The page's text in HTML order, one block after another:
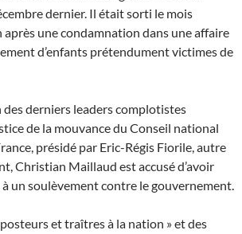
dernier. Il était sorti le mois
une condamnation dans une affaire
d’enfants prétendument victimes de
des derniers leaders complotistes
de la mouvance du Conseil national
présidé par Eric-Régis Fiorile, autre
Christian Maillaud est accusé d’avoir
un soulèvement contre le gouvernement.
et traîtres à la nation » et des